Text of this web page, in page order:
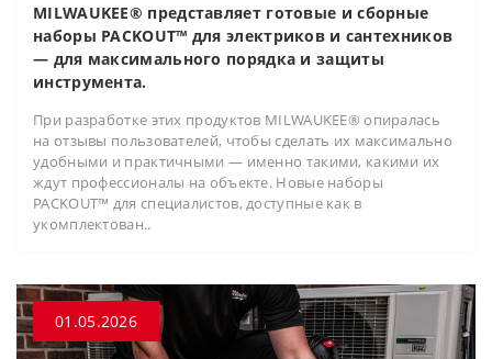
MILWAUKEE® представляет готовые и сборные
наборы PACKOUT™ для электриков и сантехников
— для максимального порядка и защиты
инструмента.
При разработке этих продуктов MILWAUKEE® опиралась
на отзывы пользователей, чтобы сделать их максимально
удобными и практичными — именно такими, какими их
ждут профессионалы на объекте. Новые наборы
PACKOUT™ для специалистов, доступные как в
укомплектован..
01.05.2026